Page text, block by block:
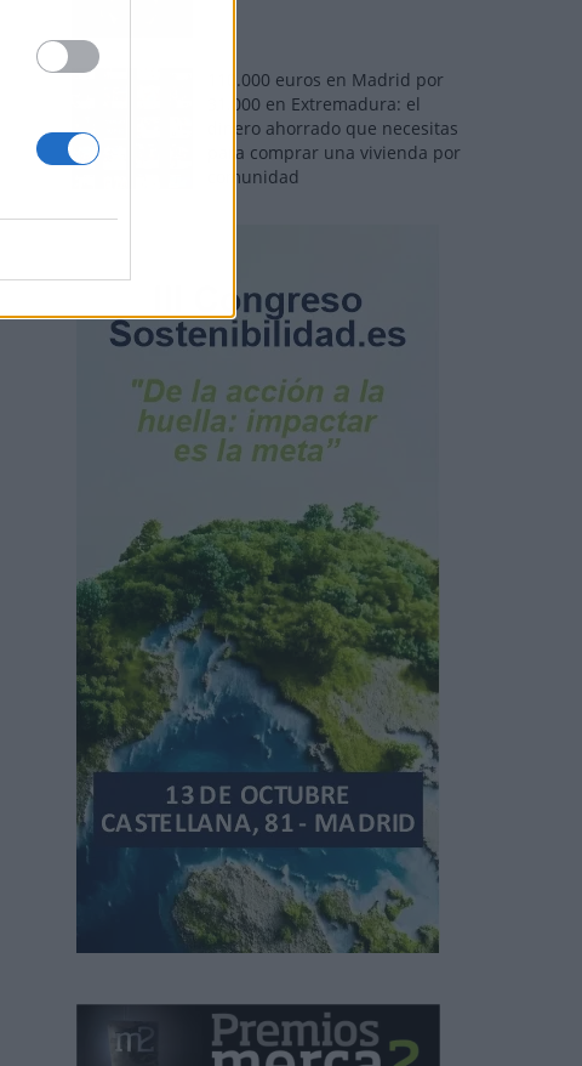
110.000 euros en Madrid por
31.000 en Extremadura: el
dinero ahorrado que necesitas
para comprar una vivienda por
comunidad